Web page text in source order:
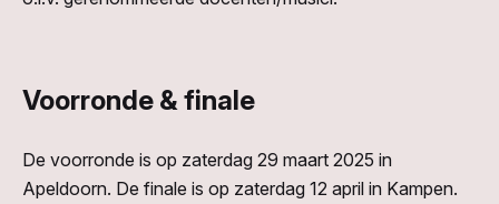
Voorronde & finale
De voorronde is op zaterdag 29 maart 2025 in
Apeldoorn. De finale is op zaterdag 12 april in Kampen.